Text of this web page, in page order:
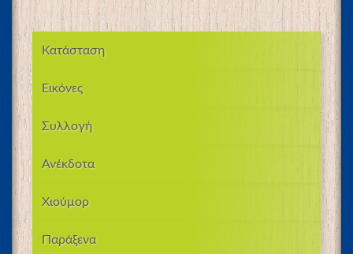
Κατάσταση
Εικόνες
Συλλογή
Ανέκδοτα
Χιούμορ
Παράξενα